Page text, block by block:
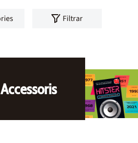
Filtrar
Accessoris